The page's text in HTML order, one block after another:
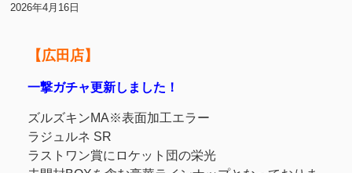
2026年4月16日
【広田店】
一撃ガチャ更新しました！
ズルズキンMA※表面加工エラー
ラジュルネ SR
ラストワン賞にロケット団の栄光